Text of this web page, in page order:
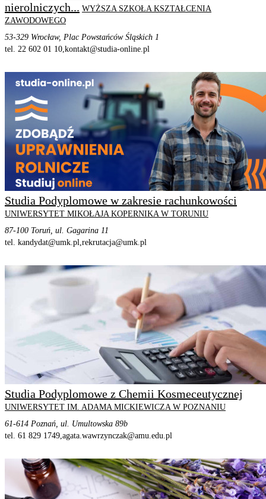
nierolniczych... WYŻSZA SZKOŁA KSZTAŁCENIA
ZAWODOWEGO
53-329 Wrocław, Plac Powstańców Śląskich 1
tel. 22 602 01 10,kontakt@studia-online.pl
Studia Podyplomowe w zakresie rachunkowości
UNIWERSYTET MIKOŁAJA KOPERNIKA W TORUNIU
87-100 Toruń, ul. Gagarina 11
tel. kandydat@umk.pl,rekrutacja@umk.pl
Studia Podyplomowe z Chemii Kosmeceutycznej
UNIWERSYTET IM. ADAMA MICKIEWICZA W POZNANIU
61-614 Poznań, ul. Umultowska 89b
tel. 61 829 1749,agata.wawrzynczak@amu.edu.pl